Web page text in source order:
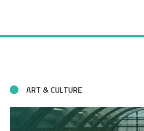
ART & CULTURE